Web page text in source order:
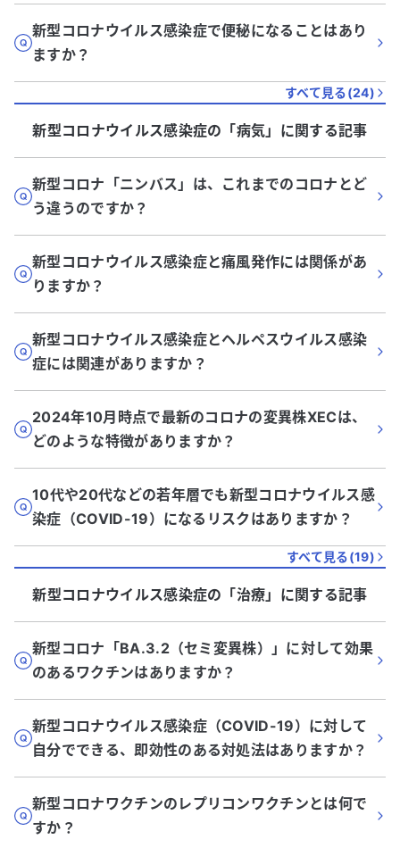
新型コロナウイルス感染症で便秘になることはあり
ますか？
すべて見る(24)
新型コロナウイルス感染症の「病気」に関する記事
新型コロナ「ニンバス」は、これまでのコロナとど
う違うのですか？
新型コロナウイルス感染症と痛風発作には関係があ
りますか？
新型コロナウイルス感染症とヘルペスウイルス感染
症には関連がありますか？
2024年10月時点で最新のコロナの変異株XECは、
どのような特徴がありますか？
10代や20代などの若年層でも新型コロナウイルス感
染症（COVID-19）になるリスクはありますか？
すべて見る(19)
新型コロナウイルス感染症の「治療」に関する記事
新型コロナ「BA.3.2（セミ変異株）」に対して効果
のあるワクチンはありますか？
新型コロナウイルス感染症（COVID-19）に対して
自分でできる、即効性のある対処法はありますか？
新型コロナワクチンのレプリコンワクチンとは何で
すか？